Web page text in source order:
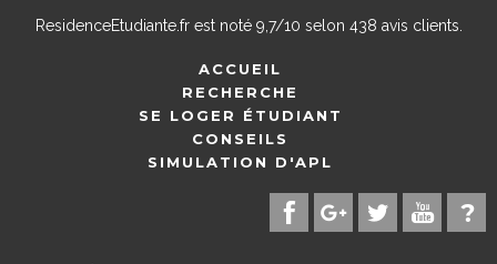
ResidenceEtudiante.frest noté 9,7/10 selon 438 avis clients.
ACCUEIL
RECHERCHE
SE LOGER ÉTUDIANT
CONSEILS
SIMULATION D'APL